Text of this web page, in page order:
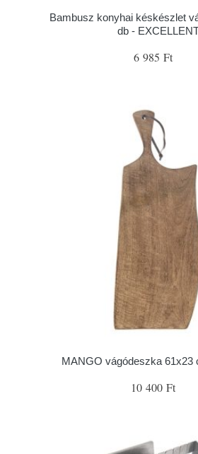
Bambusz konyhai késkészlet
db -
6 985 Ft
MANGO vágódeszka 61x23
10 400 Ft